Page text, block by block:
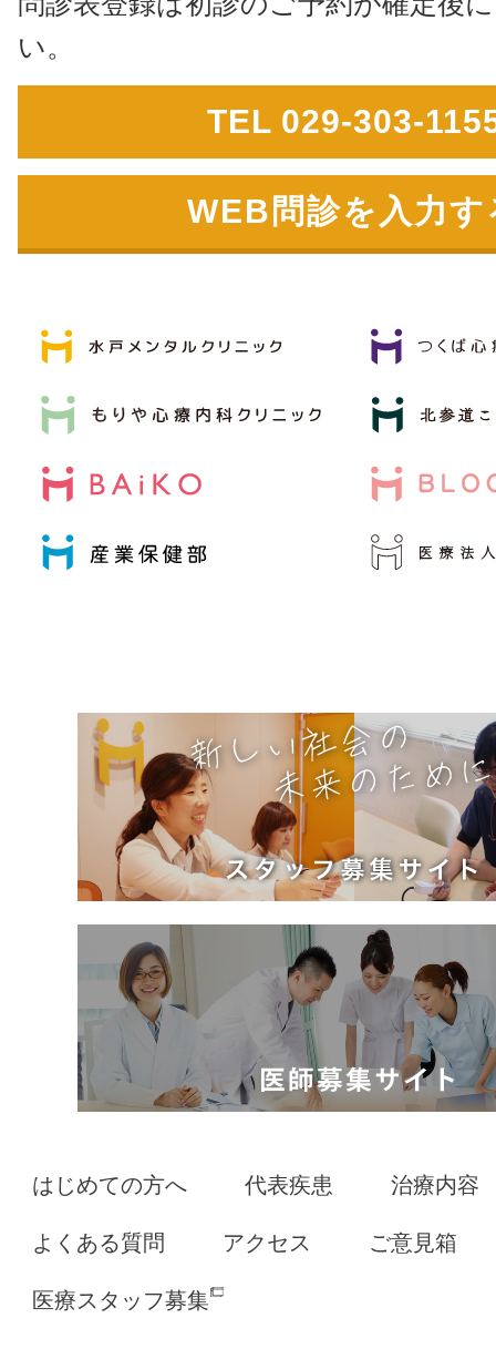
い。
TEL 029-303-
WEB問診を入力す
はじめての方へ 代表疾患 治療内容
よくある質問 アクセス ご意見箱
医療スタッフ募集